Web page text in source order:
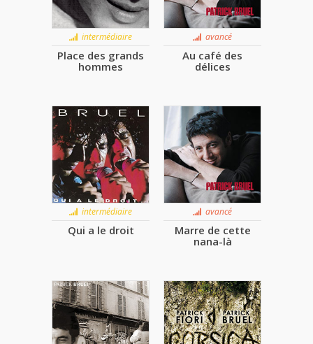
intermédiaire
Place des grands
hommes
avancé
Au café des
délices
intermédiaire
Qui a le droit
avancé
Marre de cette
nana-là